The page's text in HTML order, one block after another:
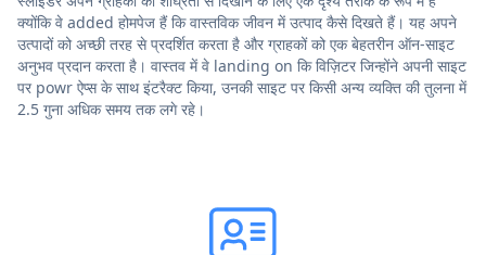
क्योंकि वे added होमपेज हैं कि वास्तविक जीवन में उत्पाद कैसे दिखते हैं। यह अपने
उत्पादों को अच्छी तरह से प्रदर्शित करता है और ग्राहकों को एक बेहतरीन ऑन-साइट
अनुभव प्रदान करता है। वास्तव में वे landing on कि विज़िटर जिन्होंने अपनी साइट
पर powr ऐप्स के साथ इंटरैक्ट किया, उनकी साइट पर किसी अन्य व्यक्ति की तुलना में
2.5 गुना अधिक समय तक लगे रहे।